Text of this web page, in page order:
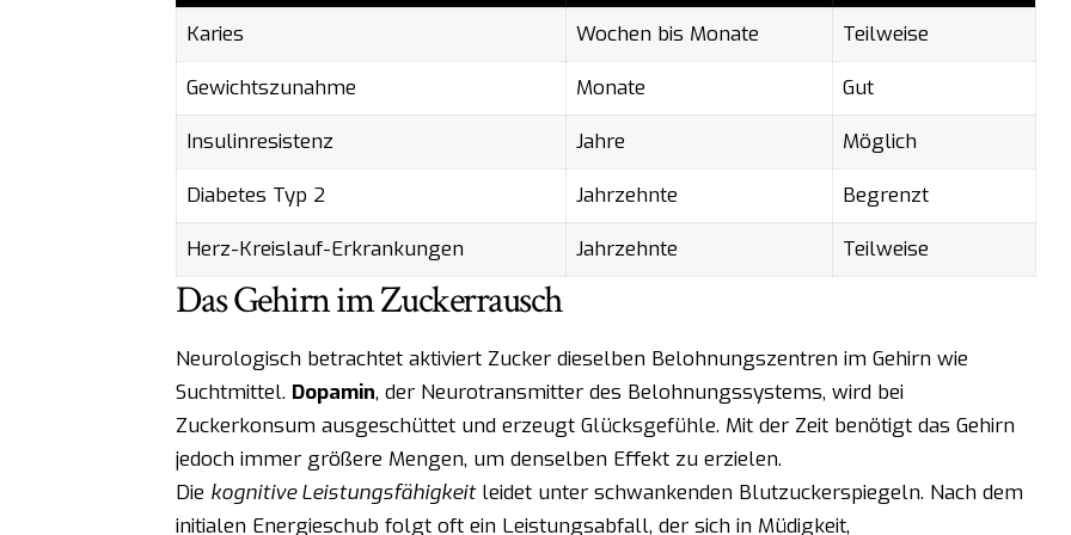
Karies Wochen bis Monate
Teilweise
Gewichtszunahme
Monate
Gut
Insulinresistenz
Jahre
Möglich
Diabetes Typ 2
Jahrzehnte
Begrenzt
Herz-Kreislauf-Erkrankungen
Jahrzehnte Teilweise
Das Gehirn im Zuckerrausch
Neurologisch betrachtet aktiviert Zucker dieselben Belohnungszentren im Gehirn wie
Suchtmittel. Dopamin, der Neurotransmitter des Belohnungssystems, wird bei
Zuckerkonsum ausgeschüttet und erzeugt Glücksgefühle. Mit der Zeit benötigt das Gehirn
jedoch immer größere Mengen, um denselben Effekt zu erzielen.
Die kognitive Leistungsfähigkeitleidet unter schwankenden Blutzuckerspiegeln. Nach dem
initialen Energieschub folgt oft ein Leistungsabfall, der sich in Müdigkeit,